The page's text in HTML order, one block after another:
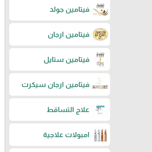
فيتامين جولد
فيتامين ارجان
فيتامين ستايل
فيتامين ارجان سيكرت
علاج التساقط
امبولات علاجية